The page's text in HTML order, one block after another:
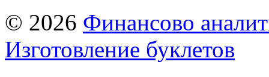
© 2026 Финансово
Изготовление буклетов